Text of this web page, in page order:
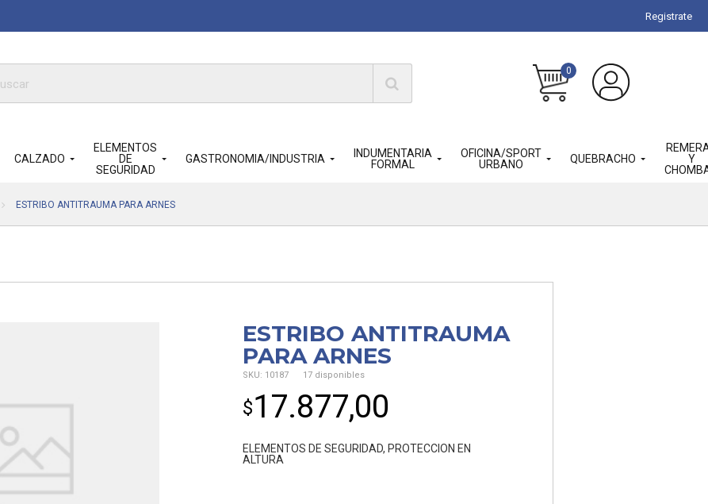
Registrate
0
CALZADO
ELEMENTOS
DE
SEGURIDAD
GASTRONOMIA/INDUSTRIA
INDUMENTARIA
FORMAL
OFICINA/SPORT
URBANO
QUEBRACHO
Y
ESTRIBO ANTITRAUMA PARA ARNES
ESTRIBO ANTITRAUMA
PARA ARNES
SKU: 10187 17 disponibles
$17.877,00
ELEMENTOS DE SEGURIDAD, PROTECCION EN
ALTURA